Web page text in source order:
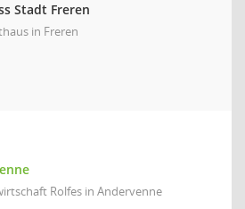
Stadt Freren
in Freren
Rolfes in Andervenne